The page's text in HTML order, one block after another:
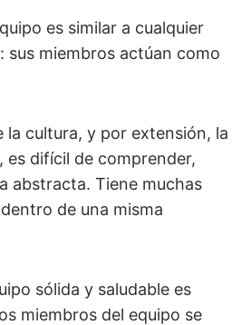
es similar a cualquier
sus miembros actúan como
la cultura, y por extensión, la
es difícil de comprender,
abstracta. Tiene muchas
de una misma
sólida y saludable es
miembros del equipo se